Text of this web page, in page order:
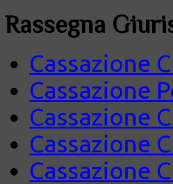
Rassegna
Cassazione
Cassazione
Cassazione
Cassazione
Cassazione